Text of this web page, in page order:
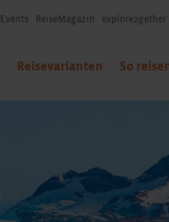
Events ReiseMagazin explore2gether
Reisevarianten So